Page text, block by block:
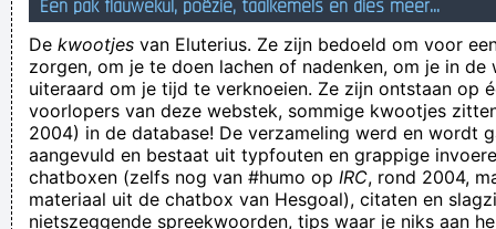
Het inderhaast bijeengeroepen opiniepanel moet nog
beslissen of er bij een volgende bijeengeroepen
opiniebijeenkomst koffie of thee wordt geschonken
Na Sowah 55 minuten werd Edmond vervangen
waarom zitten al die grachtenschijters nou naar Feyenoord te
kijken?
Freek Blaakwater is de gangmaker tijdens processen,
Een pak flauwekul, poëzie, taalkemels en dies meer...
De kwootjes van Eluterius. Ze zijn bedoeld om voor
zorgen, om je te doen lachen of nadenken, om je in de
uiteraard om je tijd te verknoeien. Ze zijn ontstaan op
voorlopers van deze webstek, sommige kwootjes
2004) in de database! De verzameling werd en wordt
aangevuld en bestaat uit typfouten en grappige
chatboxen (zelfs nog van #humo op IRC, rond 2004,
materiaal uit de chatbox van Hesgoal), citaten en
nietszeggende spreekwoorden, tips waar je niks aan